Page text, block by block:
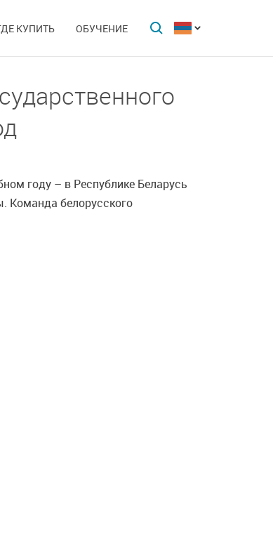
КУПИТЬ ОБУЧЕНИЕ
году – в Республике Беларусь
Команда белорусского